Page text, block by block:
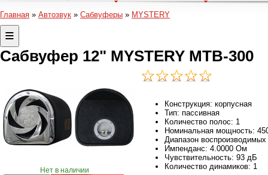
Главная » Автозвук » Сабвуферы » MYSTERY
Сабвуфер 12" MYSTERY MТB-300
Нет в наличии
Конструкция: корпусная
Тип: пассивная
Количество полос: 1
Номинальная мощность:
Диапазон воспроизводимых
Импенданс: 4.0000 Ом
Чувствительность: 93 дБ
Количество динамиков: 1